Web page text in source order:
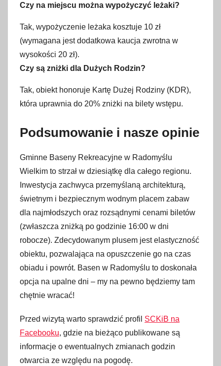
Czy na miejscu można wypożyczyć leżaki?
Tak, wypożyczenie leżaka kosztuje 10 zł
(wymagana jest dodatkowa kaucja zwrotna w
wysokości 20 zł).
Czy są zniżki dla Dużych Rodzin?
Tak, obiekt honoruje Kartę Dużej Rodziny (KDR),
która uprawnia do 20% zniżki na bilety wstępu.
Podsumowanie i nasze opinie
Gminne Baseny Rekreacyjne w Radomyślu
Wielkim to strzał w dziesiątkę dla całego regionu.
Inwestycja zachwyca przemyślaną architekturą,
świetnym i bezpiecznym wodnym placem zabaw
dla najmłodszych oraz rozsądnymi cenami biletów
(zwłaszcza zniżką po godzinie 16:00 w dni
robocze). Zdecydowanym plusem jest elastyczność
obiektu, pozwalająca na opuszczenie go na czas
obiadu i powrót. Basen w Radomyślu to doskonała
opcja na upalne dni – my na pewno będziemy tam
chętnie wracać!
Przed wizytą warto sprawdzić profil SCKiB na
Facebooku, gdzie na bieżąco publikowane są
informacje o ewentualnych zmianach godzin
otwarcia ze względu na pogodę.